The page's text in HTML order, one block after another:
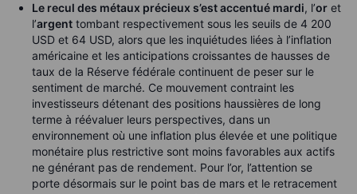
Le recul des métaux précieux s’est accentué mardi, l’or et
l’argent tombant respectivement sous les seuils de 4 200
USD et 64 USD, alors que les inquiétudes liées à l’inflation
américaine et les anticipations croissantes de hausses de
taux de la Réserve fédérale continuent de peser sur le
sentiment de marché. Ce mouvement contraint les
investisseurs détenant des positions haussières de long
terme à réévaluer leurs perspectives, dans un
environnement où une inflation plus élevée et une politique
monétaire plus restrictive sont moins favorables aux actifs
ne générant pas de rendement. Pour l’or, l’attention se
porte désormais sur le point bas de mars et le retracement